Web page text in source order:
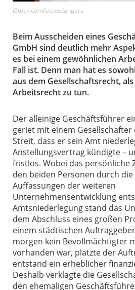
iStock.com/stevedangers
Beim Ausscheiden eines
GmbH sind deutlich mehr
es bei einem gewöhnlichen
Fall ist. Denn man hat es
aus dem Gesellschaftsrecht,
Arbeitsrecht zu tun.
Der alleinige Geschäftsführer
geriet mit einem Gesellschafter
Streit, dass er sein Amt
Anstellungsvertrag kündigte –
fristlos. Wobei das persönliche
den beiden Personen durch
Auffassungen der weiteren
Unternehmensentwicklung
Amtsniederlegung stand das
dem Abschluss eines großen
einem städtischen
morgen kein Bevollmächtigter
vorhanden war, platzte der
entstand ein erheblicher
Deshalb verklagte die
den ehemaligen